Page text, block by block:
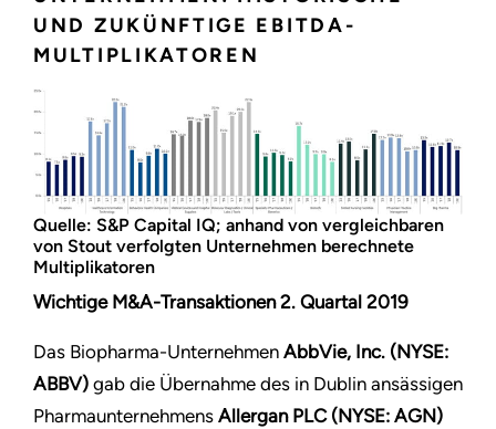
UND ZUKÜNFTIGE EBITDA-
MULTIPLIKATOREN
Quelle: S&P Capital IQ; anhand von vergleichbaren
von Stout verfolgten Unternehmen berechnete
Multiplikatoren
Wichtige M&A-Transaktionen 2. Quartal 2019
Das Biopharma-Unternehmen AbbVie, Inc. (NYSE:
ABBV) gab die Übernahme des in Dublin ansässigen
Pharmaunternehmens Allergan PLC (NYSE: AGN)